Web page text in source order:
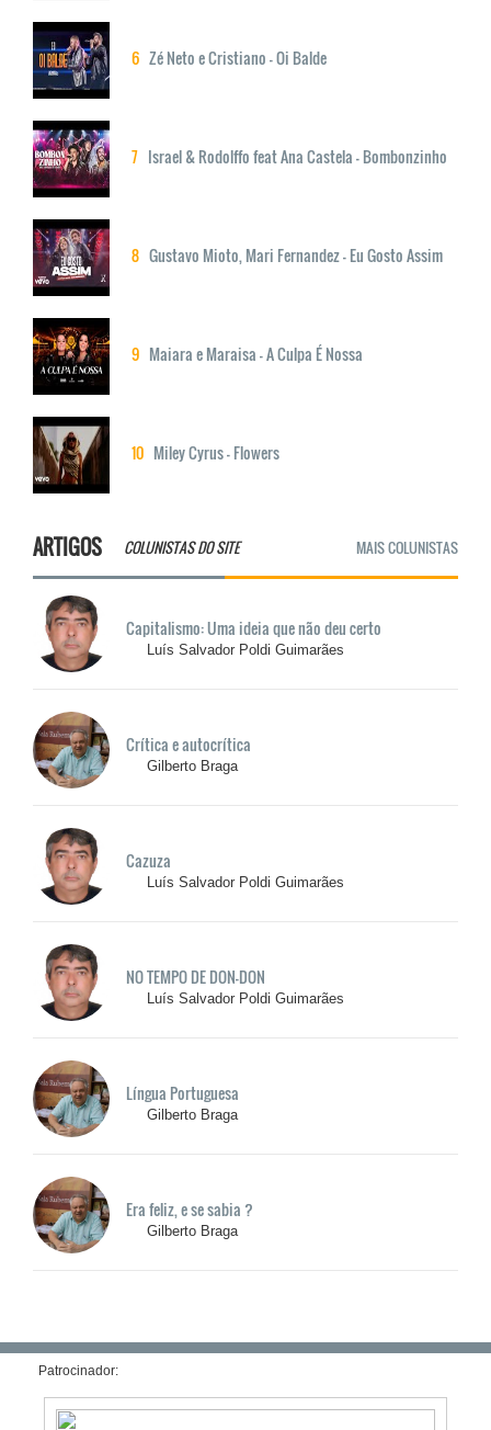
6 Zé Neto e Cristiano - Oi Balde
7 Israel & Rodolffo feat Ana Castela - Bombonzinho
8 Gustavo Mioto, Mari Fernandez - Eu Gosto Assim
9 Maiara e Maraisa - A Culpa É Nossa
10 Miley Cyrus - Flowers
ARTIGOS COLUNISTAS DO SITE MAIS COLUNISTAS
Capitalismo: Uma ideia que não deu certo
Luís Salvador Poldi Guimarães
Crítica e autocrítica
Gilberto Braga
Cazuza
Luís Salvador Poldi Guimarães
NO TEMPO DE DON-DON
Luís Salvador Poldi Guimarães
Língua Portuguesa
Gilberto Braga
Era feliz, e se sabia ?
Gilberto Braga
Patrocinador: